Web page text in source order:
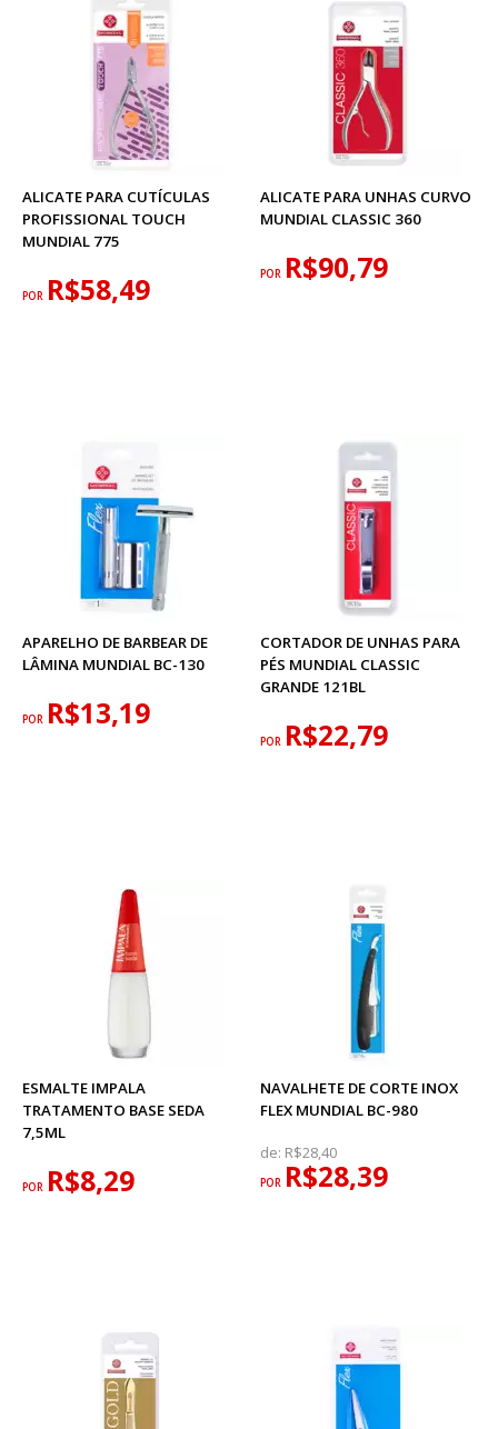
ALICATE PARA CUTÍCULAS
PROFISSIONAL TOUCH
MUNDIAL 775
POR R$58,49
ALICATE PARA UNHAS CURVO
MUNDIAL CLASSIC 360
POR R$90,79
APARELHO DE BARBEAR DE
LÂMINA MUNDIAL BC-130
POR R$13,19
CORTADOR DE UNHAS PARA
PÉS MUNDIAL CLASSIC
GRANDE 121BL
POR R$22,79
ESMALTE IMPALA
TRATAMENTO BASE SEDA
7,5ML
POR R$8,29
NAVALHETE DE CORTE INOX
FLEX MUNDIAL BC-980
de: R$28,40
POR R$28,39